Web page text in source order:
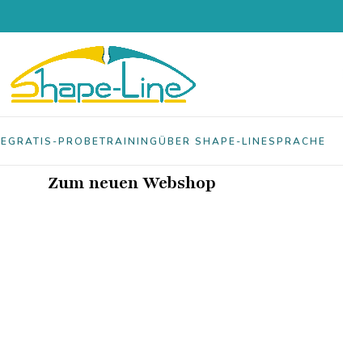
GRATIS-PROBETRAININGÜBER SHAPE-LINESPRACHE
Zum neuen Webshop